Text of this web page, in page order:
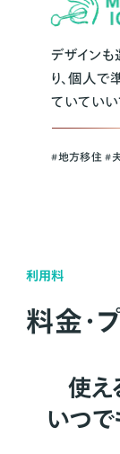
デザイン
り、個人
ていていい
#地方移住 #
利用料
料金・
使え
いつで